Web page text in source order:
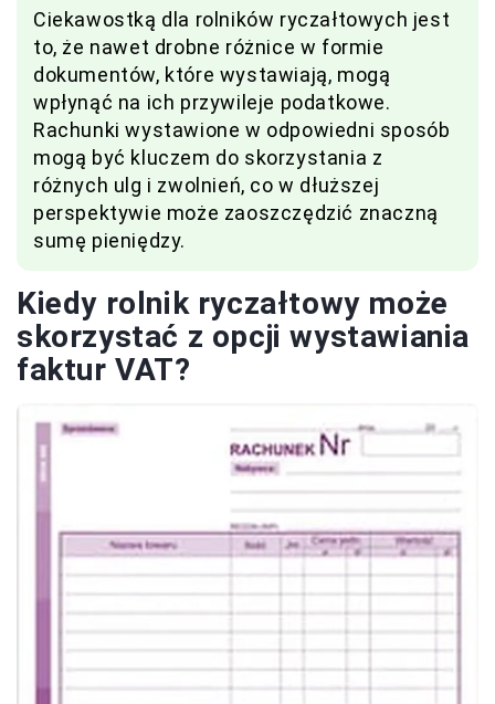
Ciekawostką dla rolników ryczałtowych jest
to, że nawet drobne różnice w formie
dokumentów, które wystawiają, mogą
wpłynąć na ich przywileje podatkowe.
Rachunki wystawione w odpowiedni sposób
mogą być kluczem do skorzystania z
różnych ulg i zwolnień, co w dłuższej
perspektywie może zaoszczędzić znaczną
sumę pieniędzy.
Kiedy rolnik ryczałtowy może
skorzystać z opcji wystawiania
faktur VAT?